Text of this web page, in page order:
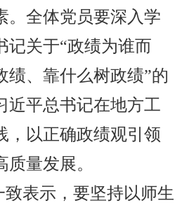
。全体党员要深入学
记关于“政绩为谁而
绩、靠什么树政绩”的
近平总书记在地方工
，以正确政绩观引领
量发展。
表示，要坚持以师生